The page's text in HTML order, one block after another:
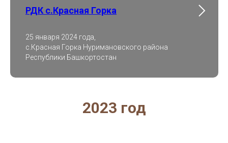
РДК с.Красная Горка
25 января 2024 года,
с.Красная Горка Нуримановского района
Республики Башкортостан
2023 год